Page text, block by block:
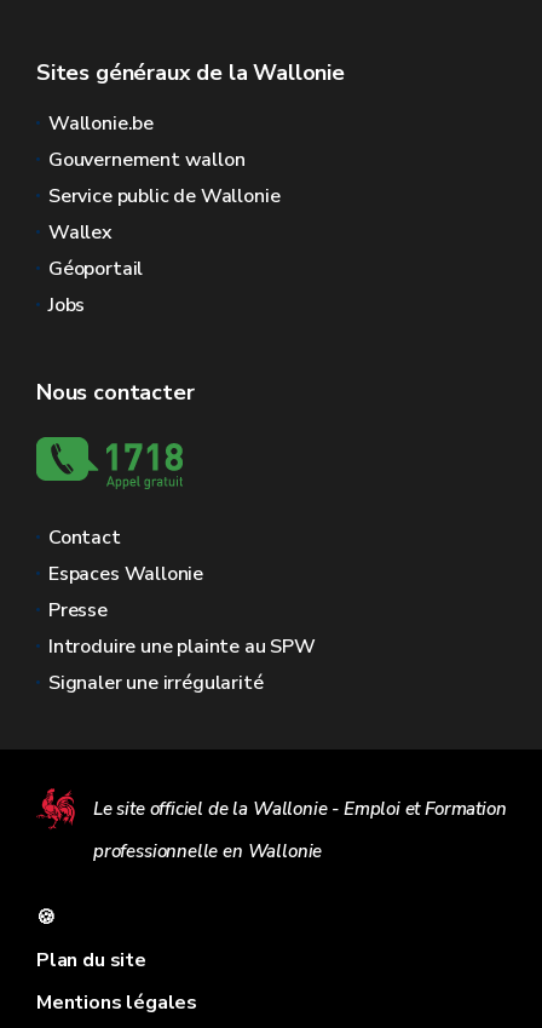
Sites généraux de la Wallonie
Wallonie.be
Gouvernement wallon
Service public de Wallonie
Wallex
Géoportail
Jobs
Nous contacter
Contact
Espaces Wallonie
Presse
Introduire une plainte au SPW
Signaler une irrégularité
Le site officiel de la Wallonie - Emploi et Formation
professionnelle en Wallonie
🍪
Plan du site
Mentions légales